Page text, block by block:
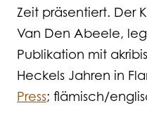
Zeit präsentiert. Der
Van Den Abeele,
Publikation mit
Heckels Jahren in
Press; flämisch/